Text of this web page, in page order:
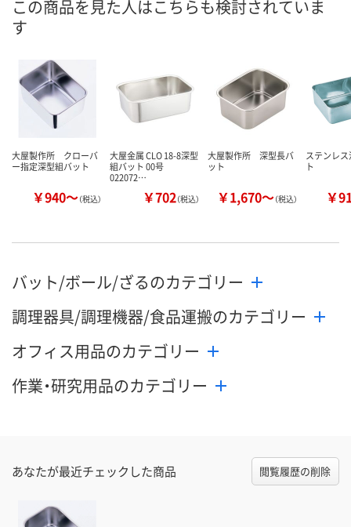
カゴへ
この商品を見た人はこちらも検討されていま
す
大屋製作所 クローバ
ー指定深型組バット
￥940～（税込）
大屋金属 CLO 18-8深型
組バット 00号
022072…
￥702（税込）
大屋製作所 深型長バ
ット
￥1,670～（税込）
ステンレ
ト
￥
バット/ボール/ざるのカテゴリー
調理器具/調理機器/食品運搬のカテゴリー
オフィス用品のカテゴリー
作業・研究用品のカテゴリー
あなたが最近チェックした商品 閲覧履歴の削除